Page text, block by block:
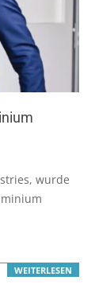
wurde
WEITERLESEN